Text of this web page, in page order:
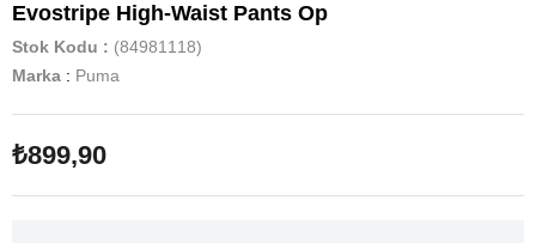
Evostripe High-Waist Pants Op
Stok Kodu
(84981118)
Marka : Puma
₺899,90